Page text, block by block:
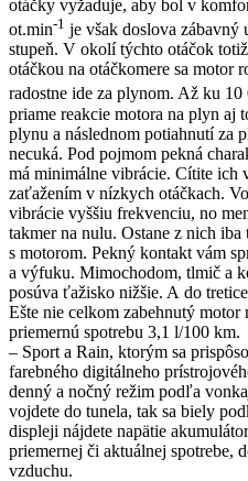
otáčky vyžaduje, aby bol v
ot.min-1 je však doslova zábavný
stupeň. V okolí týchto otáčok
otáčkou na otáčkomere sa motor
radostne ide za plynom. Až ku 10
priame reakcie motora na plyn aj
plynu a následnom potiahnutí za
necuká. Pod pojmom pekná
má minimálne vibrácie. Cítite ich
zaťažením v nízkych otáčkach.
vibrácie vyššiu frekvenciu, no
takmer na nulu. Ostane z nich
s motorom. Pekný kontakt vám
a výfuku. Mimochodom, tlmič a
posúva ťažisko nižšie. A do
Ešte nie celkom zabehnutý
priemernú spotrebu 3,1 l/100
– Sport a Rain, ktorým sa
farebného digitálneho
denný a nočný režim podľa
vojdete do tunela, tak sa biely
displeji nájdete napätie
priemernej či aktuálnej spotrebe,
vzduchu.